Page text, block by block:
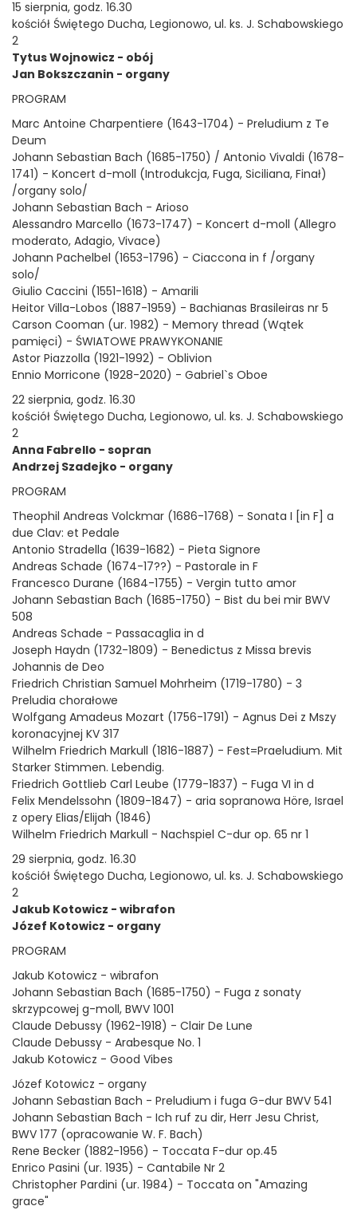
15 sierpnia, godz. 16.30
kościół Świętego Ducha, Legionowo, ul. ks. J. Schabowskiego
2
Tytus Wojnowicz - obój
Jan Bokszczanin - organy
PROGRAM
Marc Antoine Charpentiere (1643-1704) - Preludium z Te
Deum
Johann Sebastian Bach (1685-1750) / Antonio Vivaldi (1678-
1741) - Koncert d-moll (Introdukcja, Fuga, Siciliana, Finał)
/organy solo/
Johann Sebastian Bach - Arioso
Alessandro Marcello (1673-1747) - Koncert d-moll (Allegro
moderato, Adagio, Vivace)
Johann Pachelbel (1653-1796) - Ciaccona in f /organy
solo/
Giulio Caccini (1551-1618) - Amarili
Heitor Villa-Lobos (1887-1959) - Bachianas Brasileiras nr 5
Carson Cooman (ur. 1982) - Memory thread (Wątek
pamięci) - ŚWIATOWE PRAWYKONANIE
Astor Piazzolla (1921-1992) - Oblivion
Ennio Morricone (1928-2020) - Gabriel`s Oboe
22 sierpnia, godz. 16.30
kościół Świętego Ducha, Legionowo, ul. ks. J. Schabowskiego
2
Anna Fabrello - sopran
Andrzej Szadejko - organy
PROGRAM
Theophil Andreas Volckmar (1686-1768) - Sonata I [in F] a
due Clav: et Pedale
Antonio Stradella (1639-1682) - Pieta Signore
Andreas Schade (1674-17??) - Pastorale in F
Francesco Durane (1684-1755) - Vergin tutto amor
Johann Sebastian Bach (1685-1750) - Bist du bei mir BWV
508
Andreas Schade - Passacaglia in d
Joseph Haydn (1732-1809) - Benedictus z Missa brevis
Johannis de Deo
Friedrich Christian Samuel Mohrheim (1719-1780) - 3
Preludia chorałowe
Wolfgang Amadeus Mozart (1756-1791) - Agnus Dei z Mszy
koronacyjnej KV 317
Wilhelm Friedrich Markull (1816-1887) - Fest=Praeludium. Mit
Starker Stimmen. Lebendig.
Friedrich Gottlieb Carl Leube (1779-1837) - Fuga VI in d
Felix Mendelssohn (1809-1847) - aria sopranowa Höre, Israel
z opery Elias/Elijah (1846)
Wilhelm Friedrich Markull - Nachspiel C-dur op. 65 nr 1
29 sierpnia, godz. 16.30
kościół Świętego Ducha, Legionowo, ul. ks. J. Schabowskiego
2
Jakub Kotowicz - wibrafon
Józef Kotowicz - organy
PROGRAM
Jakub Kotowicz - wibrafon
Johann Sebastian Bach (1685-1750) - Fuga z sonaty
skrzypcowej g-moll, BWV 1001
Claude Debussy (1962-1918) - Clair De Lune
Claude Debussy - Arabesque No. 1
Jakub Kotowicz - Good Vibes
Józef Kotowicz - organy
Johann Sebastian Bach - Preludium i fuga G-dur BWV 541
Johann Sebastian Bach - Ich ruf zu dir, Herr Jesu Christ,
BWV 177 (opracowanie W. F. Bach)
Rene Becker (1882-1956) - Toccata F-dur op.45
Enrico Pasini (ur. 1935) - Cantabile Nr 2
Christopher Pardini (ur. 1984) - Toccata on "Amazing
grace"